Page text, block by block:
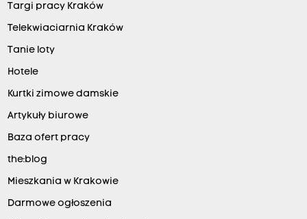
Targi pracy Kraków
Telekwiaciarnia Kraków
Tanie loty
Hotele
Kurtki zimowe damskie
Artykuły biurowe
Baza ofert pracy
the:blog
Mieszkania w Krakowie
Darmowe ogłoszenia